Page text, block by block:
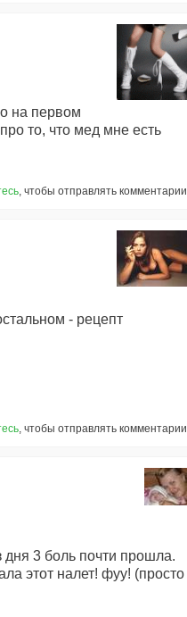
на первом
то, что мед мне есть
, чтобы отправлять комментарии
- рецепт
, чтобы отправлять комментарии
дня 3 боль почти прошла.
этот налет! фуу! (просто